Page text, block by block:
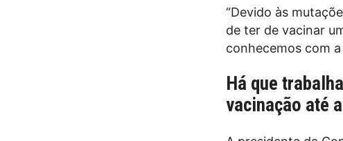
“Devido às
de ter de vacinar
conhecemos com a
Há que
vacinação até